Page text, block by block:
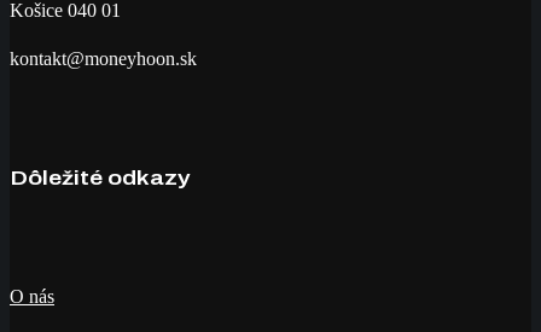
Košice 040 01
kontakt@moneyhoon.sk
Dôležité odkazy
O nás